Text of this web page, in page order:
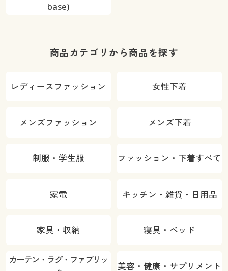
base)
商品カテゴリから商品を探す
レディースファッション 女性下着
メンズファッション メンズ下着
制服・学生服 ファッション・下着すべて
家電 キッチン・雑貨・日用品
家具・収納 寝具・ベッド
カーテン・ラグ・ファブリッ
美容・健康・サプリメント